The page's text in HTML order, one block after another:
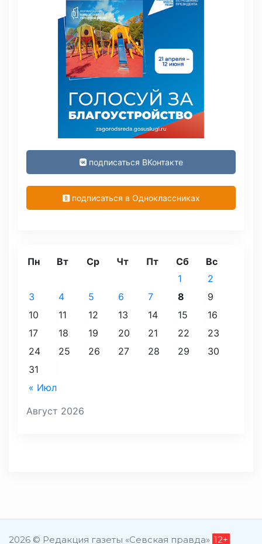
подписаться ВКонтакте
подписаться в Одноклассниках
Август 2026
Пн Вт Ср Чт Пт Сб Вс
« Июл
1
2
3
4 5 6 7 8
9
10
11 12 13 14 15
16
17
18 19 20 21 22
23
24
25 26 27 28 29
30
31
2026 © Редакция газеты «Севская правда» 12+